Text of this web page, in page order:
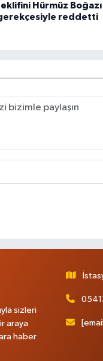
Hürmüz Boğazı
reddetti
sizleri
araya
haber